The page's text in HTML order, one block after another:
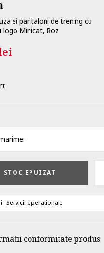
si pantaloni de trening cu
logo Minicat, Roz
STOC EPUIZAT
Servicii operationale
conformitate produs